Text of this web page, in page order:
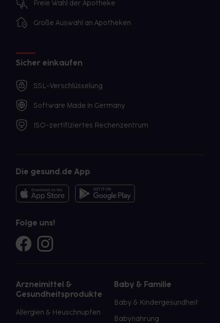
Freie Wahl der Apotheke
Große Auswahl an Apotheken
Sicher einkaufen
SSL-Verschlüsselung
Software Made in Germany
ISO-zertifiziertes Rechenzentrum
Die gesund.de App
Folge uns!
Arzneimittel &
Gesundheitsprodukte
Allergien & Heuschnupfen
Baby & Familie
Baby & Kindergesundheit
Babynahrung